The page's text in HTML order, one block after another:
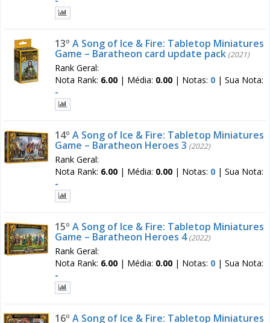
13º A Song of Ice & Fire: Tabletop Miniatures
Game – Baratheon card update pack (2021)
Rank Geral:
Nota Rank: 6.00 | Média: 0.00 | Notas: 0 | Sua Nota:
-
14º A Song of Ice & Fire: Tabletop Miniatures
Game – Baratheon Heroes 3 (2022)
Rank Geral:
Nota Rank: 6.00 | Média: 0.00 | Notas: 0 | Sua Nota:
-
15º A Song of Ice & Fire: Tabletop Miniatures
Game – Baratheon Heroes 4(2022)
Rank Geral:
Nota Rank: 6.00 | Média: 0.00 | Notas: 0 | Sua Nota:
-
16º A Song of Ice & Fire: Tabletop Miniatures